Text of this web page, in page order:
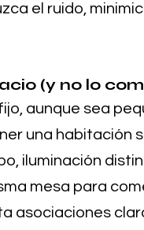
el ruido,
(y no lo
aunque sea
una habitación
iluminación
mesa para
asociaciones